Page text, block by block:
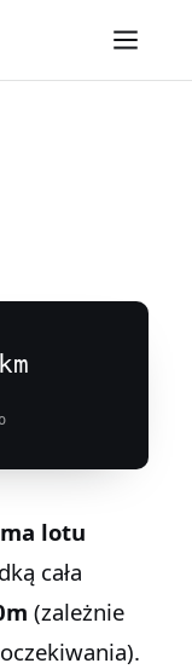
lotu
cała
(zależnie